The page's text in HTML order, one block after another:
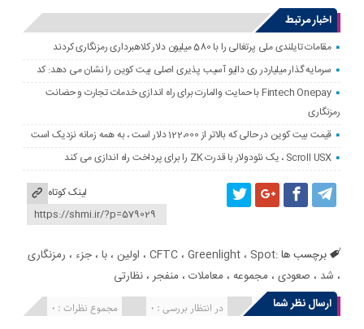
اخبار مرتبط
مقامات تایلندی ملی پرتغالی را با 580 میلیون دلار کلاهبرداری رمزنگاری کردند
سرمایه گذار میلیاردر ری دالیو آسیب پذیری اصلی بیت کوین را نشان می دهد: کد
Fintech Onepay با حمایت والمارت برای راه اندازی خدمات تجارت و حضانت
رمزنگاری
قیمت بیت کوین در حالی که بالاتر از 122،000 دلار است ، به همه زمانه نزدیک است
Scroll USX ، یک نئودولار با قدرت ZK را برای پرداخت راه اندازی می کند
لینک کوتاه
برچسب ها : CFTC، Greenlight، Spot ، اولین ،با ،جزء ، رمزنگاری
، شد ، صعودی ، مجموعه ، معاملات ، منفجر ،نظارتی
ارسال نظر شما
مجموع نظرات : 0 در انتظار بررسی : 0 انتشار یافته : 0